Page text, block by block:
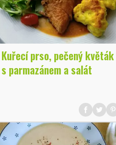
Kuřecí prso, pečený květák
s parmazánem a salát